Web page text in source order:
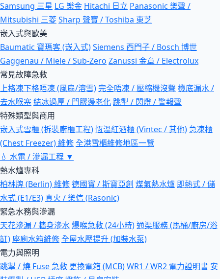
Samsung 三星 LG 樂金 Hitachi 日立 Panasonic 樂聲 /
Mitsubishi 三菱Sharp 聲寶 / Toshiba 東芝
嵌入式與歐美
Baumatic 寶瑪客 (嵌入式)Siemens 西門子 / Bosch 博世
Gaggenau / Miele / Sub-Zero Zanussi 金章 / Electrolux
常見故障急救
上格凍下格唔凍 (風扇/溶雪)完全唔凍 / 壓縮機沒聲 機底漏水 /
去水喉塞結冰過厚 / 門膠邊老化跳掣 / 閃燈 / 警報聲
特殊類型與商用
嵌入式雪櫃 (拆裝廚櫃工程)恆溫紅酒櫃 (Vintec / 其他)急凍櫃
(Chest Freezer) 維修全港雪櫃維修地區一覽
💧 水電 / 滲漏工程 ▼
熱水爐專科
柏林牌 (Berlin) 維修德國寶 / 斯寶亞創 煤氣熱水爐 即熱式 / 儲
水式 (E1/E3) 真火 / 樂信 (Rasonic)
緊急水務與滲漏
天花滲漏 / 牆身滲水爆喉急救 (24小時)通渠服務 (馬桶/廚房/浴
缸) 座廁水箱維修全屋水壓提升 (加裝水泵)
電力與照明
跳掣 / 燒 Fuse 急救 更換電箱 (MCB)WR1 / WR2 電力證明書 安